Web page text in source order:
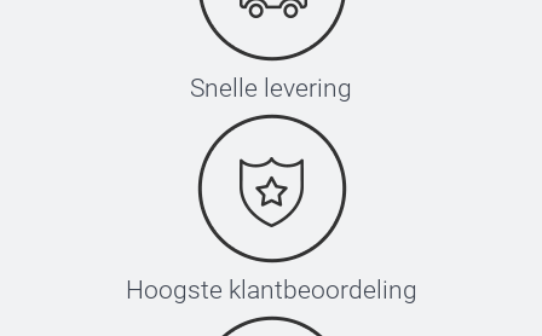
Snelle levering
Hoogste klantbeoordeling